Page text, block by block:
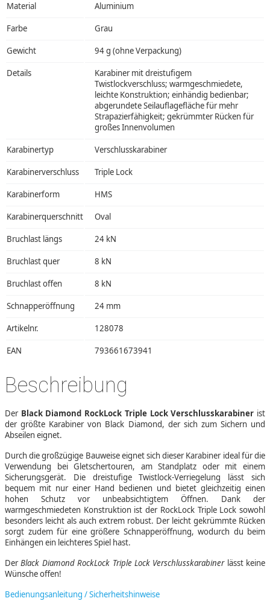
Material Aluminium
Farbe Grau
Gewicht 94 g (ohne Verpackung)
Details
Karabiner mit dreistufigem
Twistlockverschluss; warmgeschmiedete,
leichte Konstruktion; einhändig bedienbar;
abgerundete Seilauflagefläche für mehr
Strapazierfähigkeit; gekrümmter Rücken für
großes Innenvolumen
Karabinertyp Verschlusskarabiner
Karabinerverschluss Triple Lock
Karabinerform HMS
Karabinerquerschnitt Oval
Bruchlast längs 24 kN
Bruchlast quer 8 kN
Bruchlast offen 8 kN
Schnapperöffnung 24 mm
Artikelnr. 128078
EAN 793661673941
Beschreibung
Der Black Diamond RockLock Triple Lock Verschlusskarabiner ist
der größte Karabiner von Black Diamond, der sich zum Sichern und
Abseilen eignet.
Durch die großzügige Bauweise eignet sich dieser Karabiner ideal für die
Verwendung bei Gletschertouren, am Standplatz oder mit einem
Sicherungsgerät. Die dreistufige Twistlock-Verriegelung lässt sich
bequem mit nur einer Hand bedienen und bietet gleichzeitig einen
hohen Schutz vor unbeabsichtigtem Öffnen. Dank der
warmgeschmiedeten Konstruktion ist der RockLock Triple Lock sowohl
besonders leicht als auch extrem robust. Der leicht gekrümmte Rücken
sorgt zudem für eine größere Schnapperöffnung, wodurch du beim
Einhängen ein leichteres Spiel hast.
DerBlack Diamond RockLock Triple Lock Verschlusskarabinerlässt keine
Wünsche offen!
Bedienungsanleitung / Sicherheitshinweise